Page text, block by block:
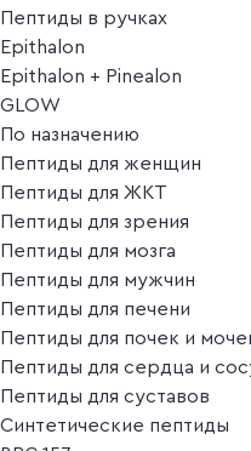
Пептиды в ручках
Epithalon
Epithalon + Pinealon
GLOW
По назначению
Пептиды для женщин
Пептиды для ЖКТ
Пептиды для зрения
Пептиды для мозга
Пептиды для мужчин
Пептиды для печени
Пептиды для почек и
Пептиды для сердца и
Пептиды для суставов
Синтетические пептиды